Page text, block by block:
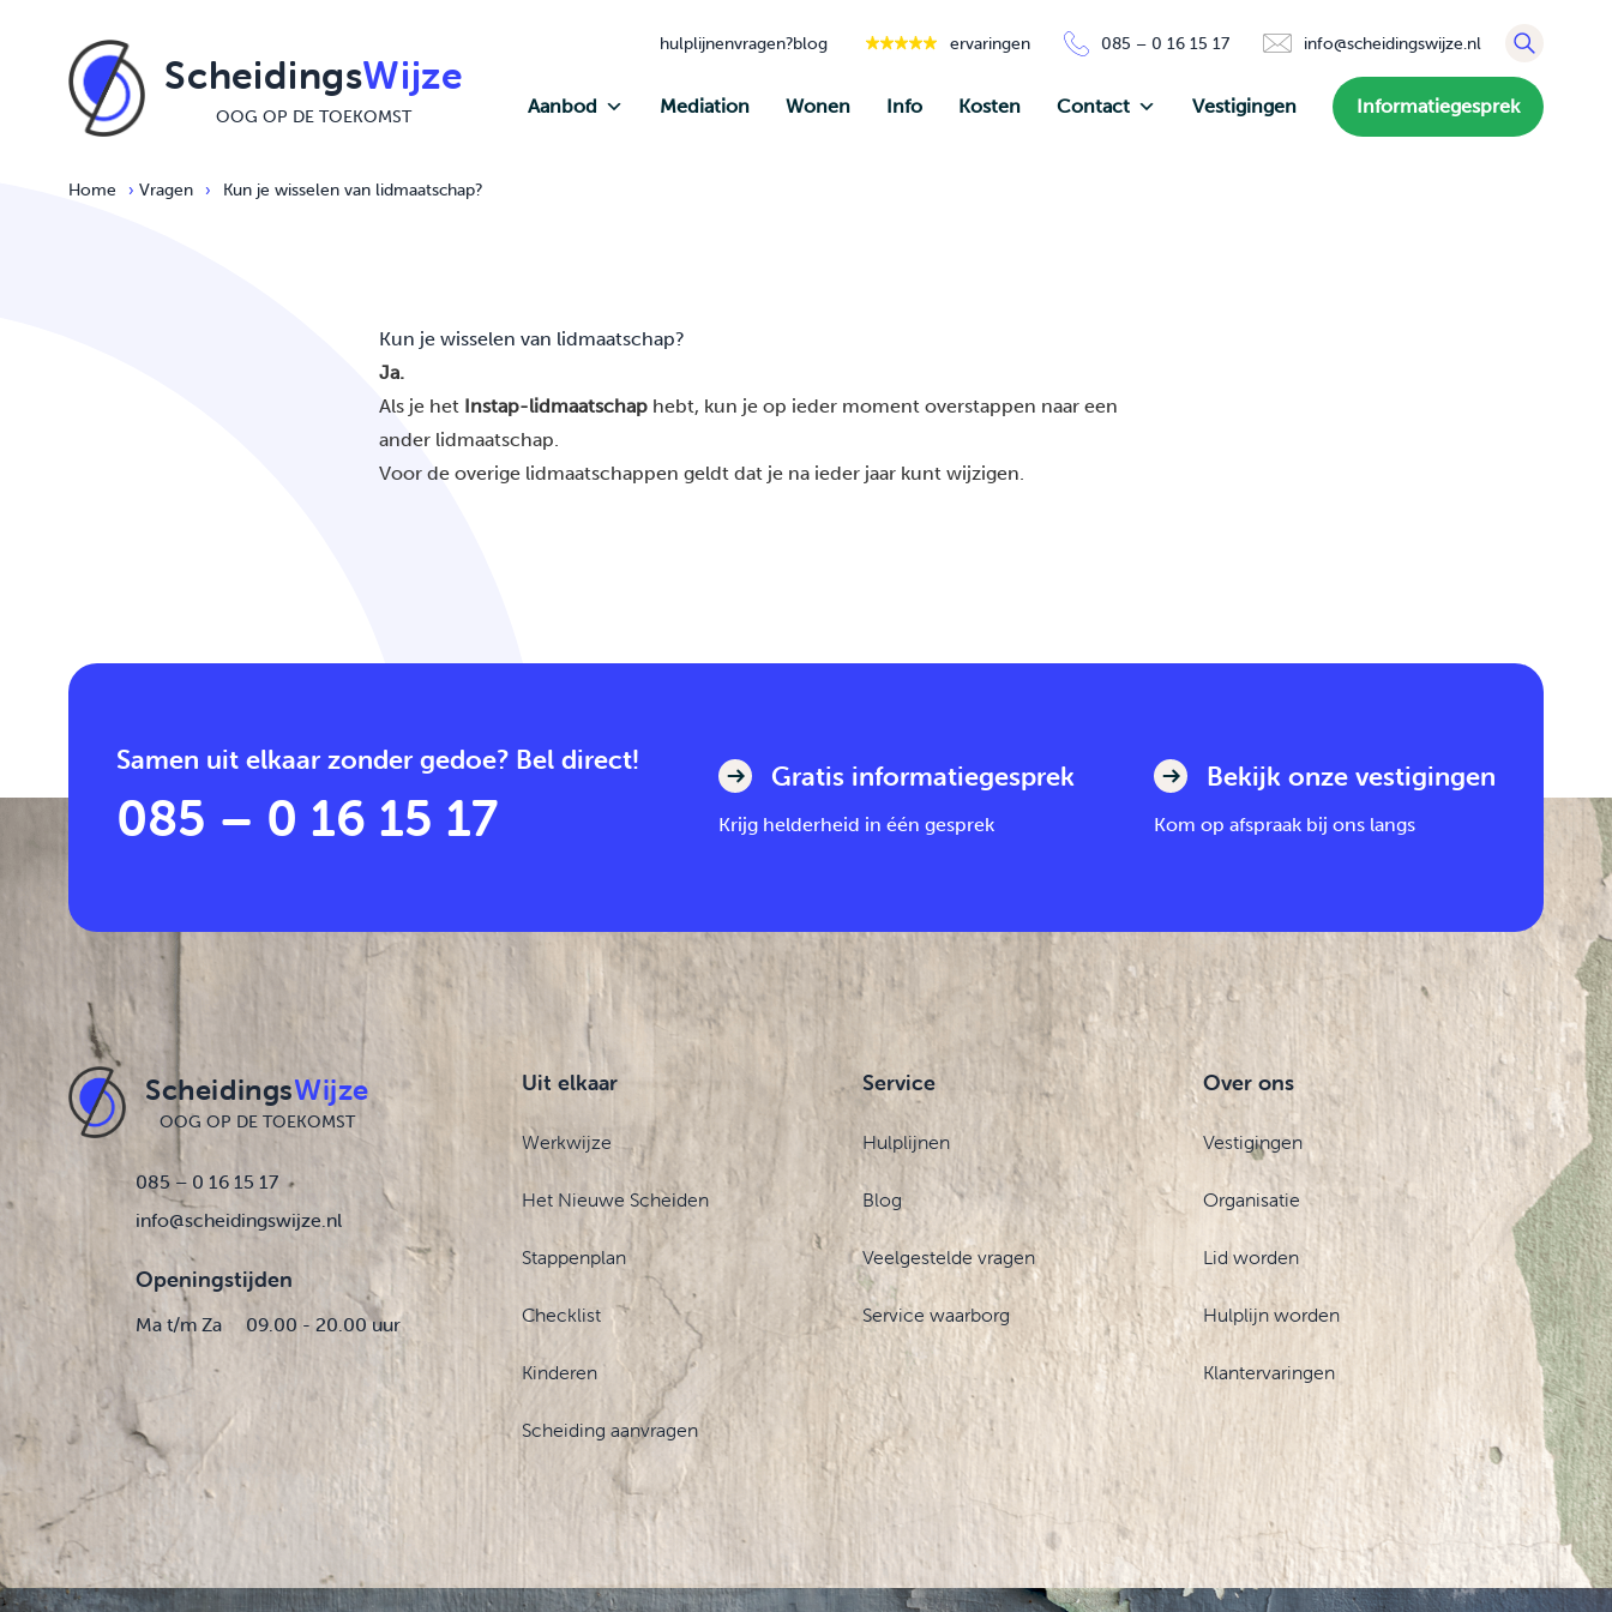
ScheidingsWijze
OOG OP DE TOEKOMST
hulplijnenvragen?blog ervaringen 085 – 0 16 15 17 info@scheidingswijze.nl
Aanbod Mediation Wonen Info Kosten Contact Vestigingen Informatiegesprek
Home › Vragen › Kun je wisselen van lidmaatschap?
Kun je wisselen van lidmaatschap?
Ja.
Als je het Instap-lidmaatschaphebt, kun je op ieder moment overstappen naar een
ander lidmaatschap.
Voor de overige lidmaatschappen geldt dat je na ieder jaar kunt wijzigen.
Samen uit elkaar zonder gedoe? Bel direct!
085 – 0 16 15 17
Gratis informatiegesprek
Krijg helderheid in één gesprek
Bekijk onze vestigingen
Kom op afspraak bij ons langs
ScheidingsWijze
OOG OP DE TOEKOMST
085 – 0 16 15 17
info@scheidingswijze.nl
Openingstijden
Ma t/m Za 09.00 - 20.00 uur
Uit elkaar
Werkwijze
Het Nieuwe Scheiden
Stappenplan
Checklist
Kinderen
Scheiding aanvragen
Service
Hulplijnen
Blog
Veelgestelde vragen
Service waarborg
Over ons
Vestigingen
Organisatie
Lid worden
Hulplijn worden
Klantervaringen